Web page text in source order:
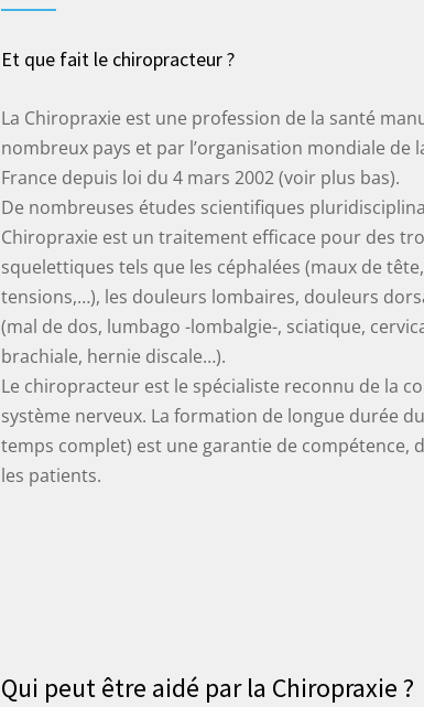
Et que fait le chiropracteur ?
La Chiropraxie est une profession de la santé
nombreux pays et par l’organisation mondiale de
France depuis loi du 4 mars 2002 (voir plus bas).
De nombreuses études scientifiques
Chiropraxie est un traitement efficace pour des
squelettiques tels que les céphalées (maux de
tensions,…), les douleurs lombaires, douleurs
(mal de dos, lumbago -lombalgie-, sciatique,
brachiale, hernie discale…).
Le chiropracteur est le spécialiste reconnu de la
système nerveux. La formation de longue durée
temps complet) est une garantie de compétence,
les patients.
Qui peut être aidé par la Chiropraxie ?